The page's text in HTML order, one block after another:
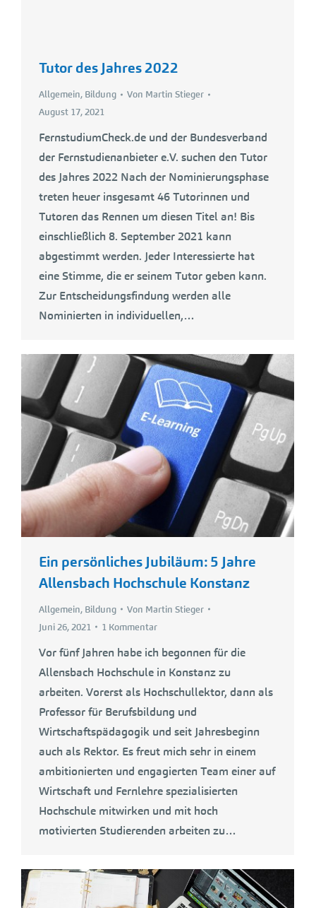
Tutor des Jahres 2022
Allgemein, Bildung Von Martin Stieger
August 17, 2021
FernstudiumCheck.de und der Bundesverband
der Fernstudienanbieter e.V. suchen den Tutor
des Jahres 2022 Nach der Nominierungsphase
treten heuer insgesamt 46 Tutorinnen und
Tutoren das Rennen um diesen Titel an! Bis
einschließlich 8. September 2021 kann
abgestimmt werden. Jeder Interessierte hat
eine Stimme, die er seinem Tutor geben kann.
Zur Entscheidungsfindung werden alle
Nominierten in individuellen,…
Ein persönliches Jubiläum: 5 Jahre
Allensbach Hochschule Konstanz
Allgemein, Bildung Von Martin Stieger
Juni 26, 2021
1 Kommentar
Vor fünf Jahren habe ich begonnen für die
Allensbach Hochschule in Konstanz zu
arbeiten. Vorerst als Hochschullektor, dann als
Professor für Berufsbildung und
Wirtschaftspädagogik und seit Jahresbeginn
auch als Rektor. Es freut mich sehr in einem
ambitionierten und engagierten Team einer auf
Wirtschaft und Fernlehre spezialisierten
Hochschule mitwirken und mit hoch
motivierten Studierenden arbeiten zu…